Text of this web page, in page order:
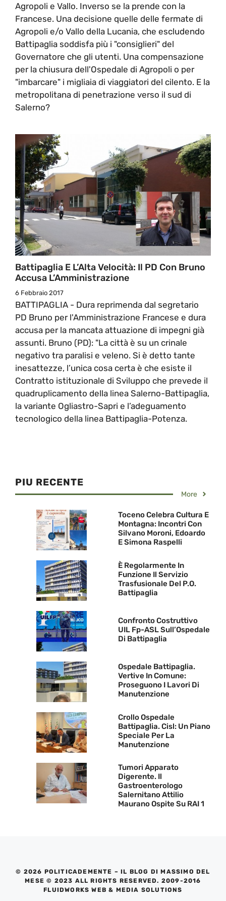
Agropoli e Vallo. Inverso se la prende con la
Francese. Una decisione quelle delle fermate di
Agropoli e/o Vallo della Lucania, che escludendo
Battipaglia soddisfa più i "consiglieri" del
Governatore che gli utenti. Una compensazione
per la chiusura dell'Ospedale di Agropoli o per
"imbarcare" i migliaia di viaggiatori del cilento. E la
metropolitana di penetrazione verso il sud di
Salerno?
Battipaglia E L’Alta Velocità: Il PD Con Bruno
Accusa L’Amministrazione
6 Febbraio 2017
BATTIPAGLIA - Dura reprimenda dal segretario
PD Bruno per l'Amministrazione Francese e dura
accusa per la mancata attuazione di impegni già
assunti. Bruno (PD): "La città è su un crinale
negativo tra paralisi e veleno. Si è detto tante
inesattezze, l’unica cosa certa è che esiste il
Contratto istituzionale di Sviluppo che prevede il
quadruplicamento della linea Salerno-Battipaglia,
la variante Ogliastro-Sapri e l’adeguamento
tecnologico della linea Battipaglia-Potenza.
PIU RECENTE
More
Toceno Celebra Cultura E
Montagna: Incontri Con
Silvano Moroni, Edoardo
E Simona Raspelli
È Regolarmente In
Funzione Il Servizio
Trasfusionale Del P.O.
Battipaglia
Confronto Costruttivo
UIL Fp-ASL Sull’Ospedale
Di Battipaglia
Ospedale Battipaglia.
Vertive In Comune:
Proseguono I Lavori Di
Manutenzione
Crollo Ospedale
Battipaglia. Cisl: Un Piano
Speciale Per La
Manutenzione
Tumori Apparato
Digerente. Il
Gastroenterologo
Salernitano Attilio
Maurano Ospite Su RAI 1
© 2026 POLITICADEMENTE – IL BLOG DI MASSIMO DEL
MESE © 2023 ALL RIGHTS RESERVED. 2009-2016
FLUIDWORKS WEB & MEDIA SOLUTIONS